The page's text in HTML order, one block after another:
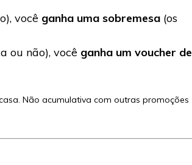
você ganha uma sobremesa (os
ou não), você ganha um voucher de
Não acumulativa com outras promoções